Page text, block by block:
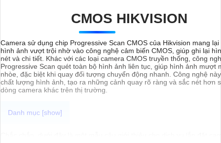
CMOS HIKVISION
Camera sử dụng chip Progressive Scan CMOS của Hikvision mang
hình ảnh vượt trội nhờ vào công nghệ cảm biến CMOS, giúp ghi lại
nét và chi tiết. Khác với các loại camera CMOS truyền thống, công
Progressive Scan quét toàn bộ hình ảnh liên tục, giúp hình ảnh mượt
nhòe, đặc biệt khi quay đối tượng chuyển động nhanh. Công nghệ
chất lượng hình ảnh, tạo ra những cảnh quay rõ ràng và sắc nét hơn
dòng camera khác trên thị trường.